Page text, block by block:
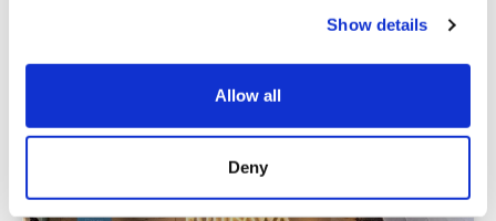
Show details
Allow all
Deny